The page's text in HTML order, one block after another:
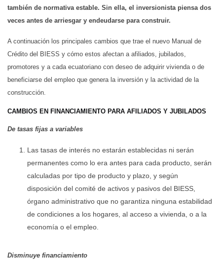
también de normativa estable. Sin ella, el inversionista piensa dos
veces antes de arriesgar y endeudarse para construir.
A continuación los principales cambios que trae el nuevo Manual de
Crédito del BIESS y cómo estos afectan a afiliados, jubilados,
promotores y a cada ecuatoriano con deseo de adquirir vivienda o de
beneficiarse del empleo que genera la inversión y la actividad de la
construcción.
CAMBIOS EN FINANCIAMIENTO PARA AFILIADOS Y JUBILADOS
De tasas fijas a variables
Las tasas de interés no estarán establecidas ni serán
permanentes como lo era antes para cada producto, serán
calculadas por tipo de producto y plazo, y según
disposición del comité de activos y pasivos del BIESS,
órgano administrativo que no garantiza ninguna estabilidad
de condiciones a los hogares, al acceso a vivienda, o a la
economía o el empleo.
Disminuye financiamiento